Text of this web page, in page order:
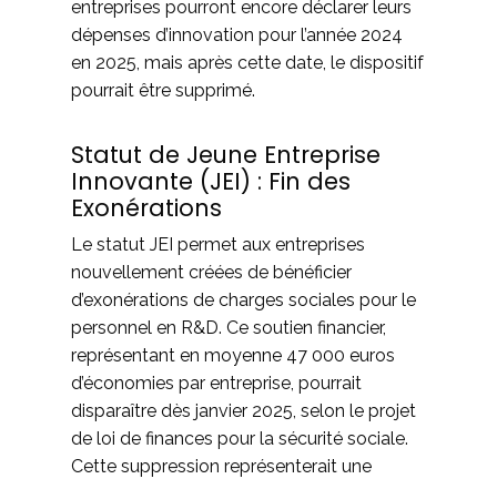
entreprises pourront encore déclarer leurs
dépenses d’innovation pour l’année 2024
en 2025, mais après cette date, le dispositif
pourrait être supprimé.
Statut de Jeune Entreprise
Innovante (JEI) : Fin des
Exonérations
Le statut JEI permet aux entreprises
nouvellement créées de bénéficier
d’exonérations de charges sociales pour le
personnel en R&D. Ce soutien financier,
représentant en moyenne 47 000 euros
d’économies par entreprise, pourrait
disparaître dès janvier 2025, selon le projet
de loi de finances pour la sécurité sociale.
Cette suppression représenterait une